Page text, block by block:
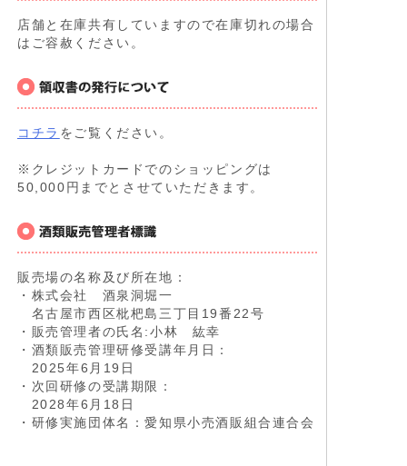
店舗と在庫共有していますので在庫切れの場合
はご容赦ください。
コチラ をご覧ください。
※クレジットカードでのショッピングは
50,000円までとさせていただきます。
販売場の名称及び所在地：
・株式会社 酒泉洞堀一
名古屋市西区枇杷島三丁目19番22号
・販売管理者の氏名:小林 紘幸
・酒類販売管理研修受講年月日：
2025年6月19日
・次回研修の受講期限：
2028年6月18日
・研修実施団体名：愛知県小売酒販組合連合会